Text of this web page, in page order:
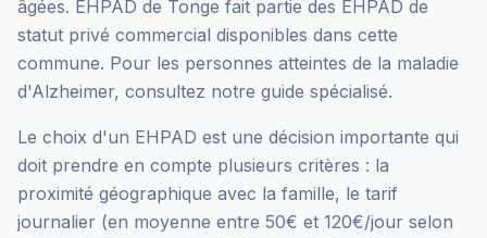
âgées. EHPAD de Tonge fait partie des EHPAD de
statut privé commercial disponibles dans cette
commune. Pour les personnes atteintes de la maladie
d'Alzheimer, consultez notre guide spécialisé.
Le choix d'un EHPAD est une décision importante qui
doit prendre en compte plusieurs critères : la
proximité géographique avec la famille, le tarif
journalier (en moyenne entre 50€ et 120€/jour selon